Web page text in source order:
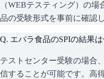
（WEBテスティング）の
品の受験形式を事前に確認
Q. エバラ食品のSPIの結果
テストセンター受験の場合
信することが可能です。高